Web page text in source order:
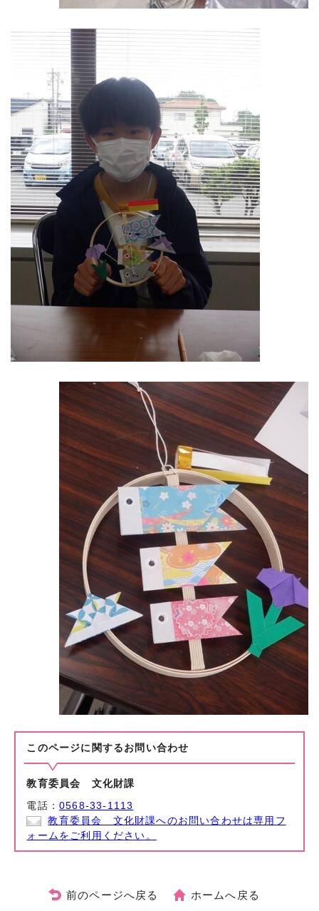
このページに関する お問い合わせ
教育委員会 文化財課
電話：0568-33-1113
教育委員会 文化財課へのお問い合わせは専用フ
ォームをご利用ください。
前のページへ戻る ホームへ戻る